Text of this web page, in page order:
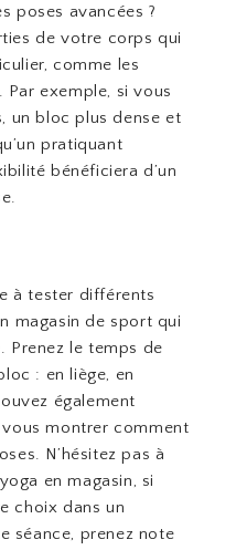
poses avancées ?
de votre corps qui
comme les
Par exemple, si vous
un bloc plus dense et
pratiquant
bénéficiera d’un
à tester différents
magasin de sport qui
Prenez le temps de
: en liège, en
également
montrer comment
N’hésitez pas à
en magasin, si
choix dans un
séance, prenez note